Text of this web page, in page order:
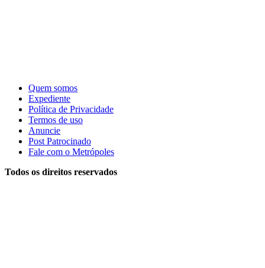
Quem somos
Expediente
Política de Privacidade
Termos de uso
Anuncie
Post Patrocinado
Fale com o Metrópoles
Todos os direitos reservados